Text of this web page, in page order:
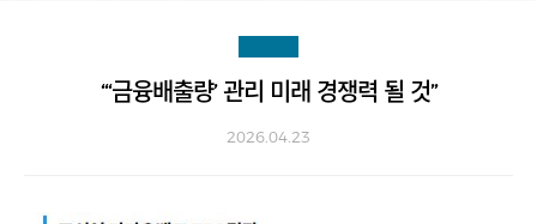
“‘금융배출량’ 관리 미래 경쟁력 될 것”
2026.04.23